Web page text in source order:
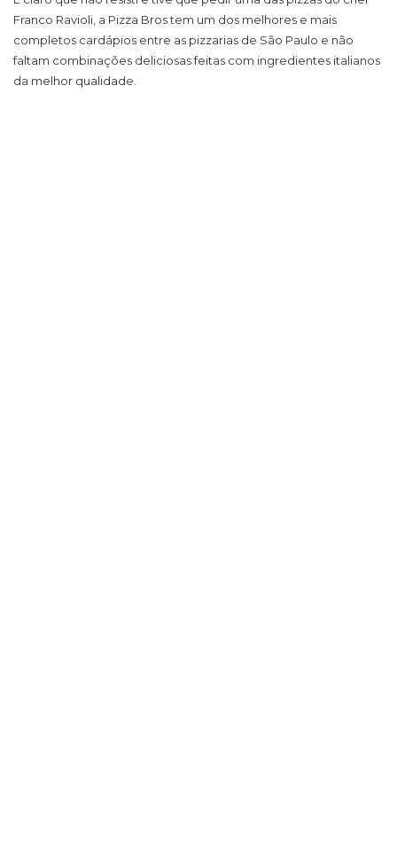
Franco Ravioli, a Pizza Bros tem um dos melhores e mais
completos cardápios entre as pizzarias de São Paulo e não
faltam combinações deliciosas feitas com ingredientes italianos
da melhor qualidade.